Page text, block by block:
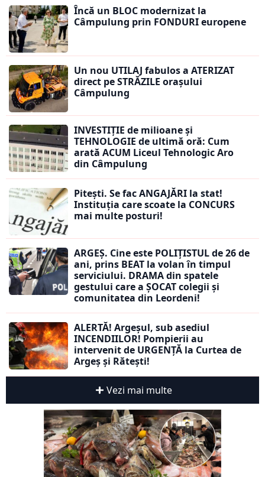
Încă un BLOC modernizat la
Câmpulung prin FONDURI europene
Un nou UTILAJ fabulos a ATERIZAT
direct pe STRĂZILE orașului
Câmpulung
INVESTIȚIE de milioane și
TEHNOLOGIE de ultimă oră: Cum
arată ACUM Liceul Tehnologic Aro
din Câmpulung
Pitești. Se fac ANGAJĂRI la stat!
Instituția care scoate la CONCURS
mai multe posturi!
ARGEȘ. Cine este POLIȚISTUL de 26 de
ani, prins BEAT la volan în timpul
serviciului. DRAMA din spatele
gestului care a ȘOCAT colegii și
comunitatea din Leordeni!
ALERTĂ! Argeșul, sub asediul
INCENDIILOR! Pompierii au
intervenit de URGENȚĂ la Curtea de
Argeș și Rătești!
Vezi mai multe